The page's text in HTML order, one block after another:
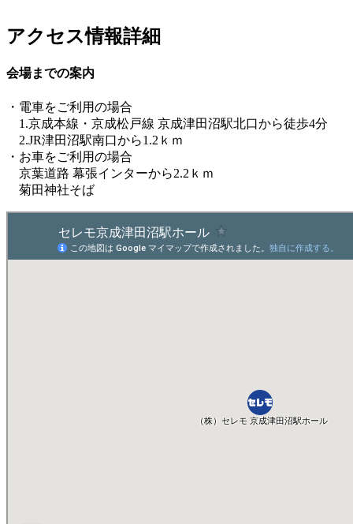
アクセス情報詳細
会場までの案内
・電車をご利用の場合
1.京成本線・京成松戸線 京成津田沼駅北口から徒歩4分
2.JR津田沼駅南口から1.2ｋｍ
・お車をご利用の場合
京葉道路 幕張インターから2.2ｋｍ
菊田神社そば